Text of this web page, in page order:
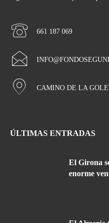
661 187 069
CAMINO DE LA
ÚLTIMAS ENTRADAS
El Girona
enorme